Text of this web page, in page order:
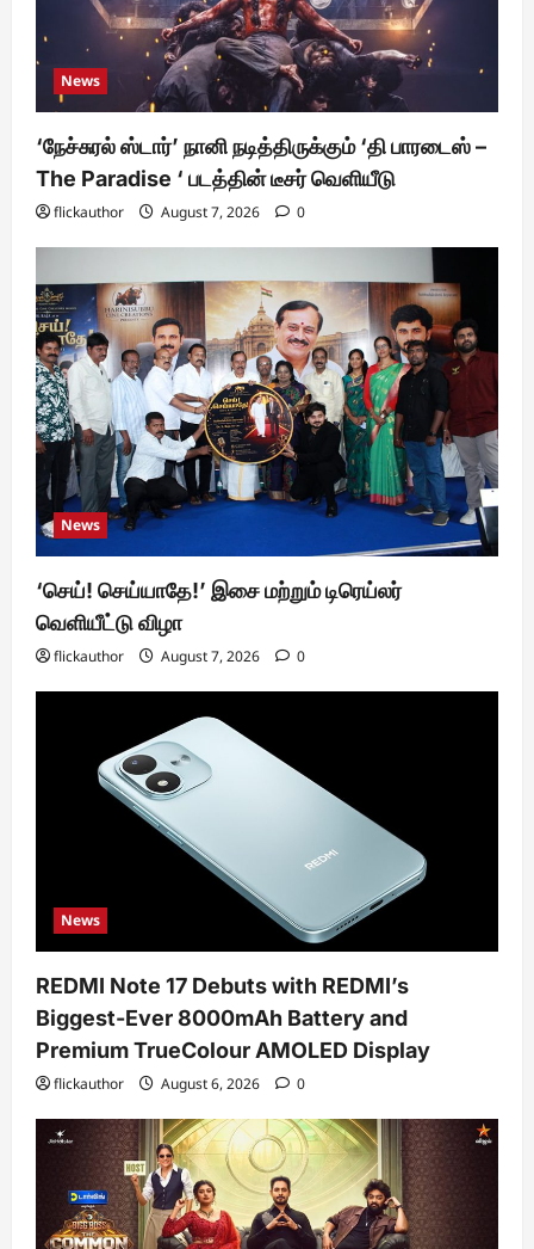
News
‘நேச்சுரல் ஸ்டார்’ நானி நடித்திருக்கும் ‘தி பாரடைஸ் –
The Paradise ‘ படத்தின் டீசர் வெளியீடு
flickauthor August 7, 2026 0
News
‘செய்! செய்யாதே!’ இசை மற்றும் டிரெய்லர்
வெளியீட்டு விழா
flickauthor August 7, 2026 0
News
REDMI Note 17 Debuts with REDMI’s
Biggest-Ever 8000mAh Battery and
Premium TrueColour AMOLED Display
flickauthor August 6, 2026 0